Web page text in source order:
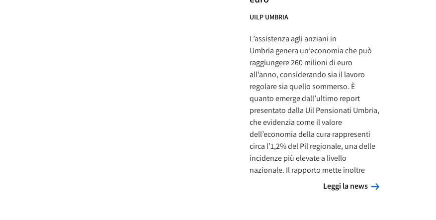
UILP UMBRIA
L’assistenza agli anziani in
Umbria genera un’economia che può
raggiungere 260 milioni di euro
all’anno, considerando sia il lavoro
regolare sia quello sommerso. È
quanto emerge dall’ultimo report
presentato dalla Uil Pensionati Umbria,
che evidenzia come il valore
dell’economia della cura rappresenti
circa l’1,2% del Pil regionale, una delle
incidenze più elevate a livello
nazionale. Il rapporto mette inoltre
Leggi la news
Leggi la news